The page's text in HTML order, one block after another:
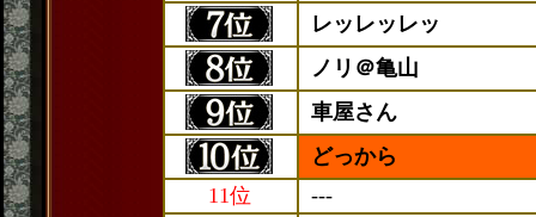
レッレッレッ
ノリ＠亀山
車屋さん
どっから
11位
---